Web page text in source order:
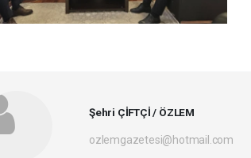
Şehri ÇİFTÇİ / ÖZLEM
ozlemgazetesi@hotmail.com